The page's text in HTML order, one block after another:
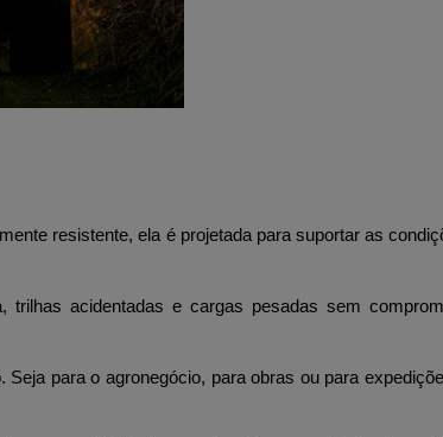
resistente, ela é projetada para suportar as
trilhas acidentadas e cargas pesadas sem
para o agronegócio, para obras ou para